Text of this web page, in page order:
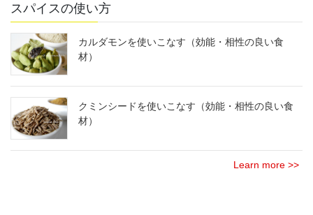
スパイスの使い方
カルダモンを使いこなす（効能・相性の良い食
材）
クミンシードを使いこなす（効能・相性の良い食
材）
Learn more >>